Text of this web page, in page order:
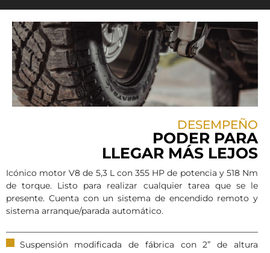
DESEMPEÑO
PODER PARA
LLEGAR MÁS LEJOS
Icónico motor V8 de 5,3 L con 355 HP de potencia y 518 Nm
de torque. Listo para realizar cualquier tarea que se le
presente. Cuenta con un sistema de encendido remoto y
sistema arranque/parada automático.
Suspensión modificada de fábrica con 2” de altura